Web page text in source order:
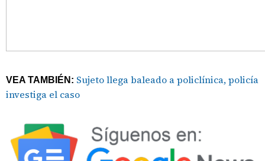
VEA TAMBIÉN: Sujeto llega baleado a policlínica, policía
investiga el caso